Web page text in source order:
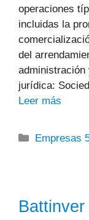
operaciones
incluidas la
del
administración
jurídica:
Leer más
Categorías
Empresas